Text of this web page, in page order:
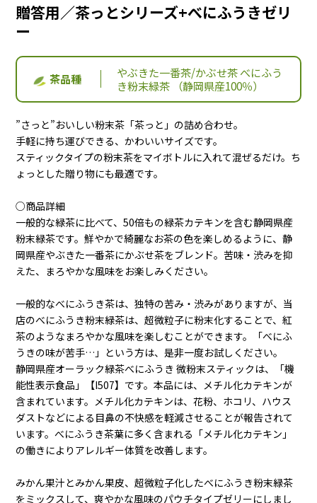
贈答用／茶っとシリーズ+べにふうきゼリ
ー
茶品種
やぶきた一番茶/かぶせ茶 べにふう
き粉末緑茶 （静岡県産100％）
”さっと”おいしい粉末茶「茶っと」の詰め合わせ。
手軽に持ち運びできる、かわいいサイズです。
スティックタイプの粉末茶をマイボトルに入れて混ぜるだけ。ち
ょっとした贈り物にも最適です。
○商品詳細
一般的な緑茶に比べて、50倍もの緑茶カテキンを含む静岡県産
粉末緑茶です。鮮やかで綺麗なお茶の色を楽しめるように、静
岡県産やぶきた一番茶にかぶせ茶をブレンド。苦味・渋みを抑
えた、まろやかな風味をお楽しみください。
一般的なべにふうき茶は、独特の苦み・渋みがありますが、当
店のべにふうき粉末緑茶は、超微粒子に粉末化することで、紅
茶のようなまろやかな風味を楽しむことができます。「べにふ
うきの味が苦手…」という方は、是非一度お試しください。
静岡県産オーラック緑茶べにふうき 微粉末スティックは、「機
能性表示食品」【I507】です。本品には、メチル化カテキンが
含まれています。メチル化カテキンは、花粉、ホコリ、ハウス
ダストなどによる目鼻の不快感を軽減させることが報告されて
います。べにふうき茶葉に多く含まれる「メチル化カテキン」
の働きによりアレルギー体質を改善します。
みかん果汁とみかん果皮、超微粒子化したべにふうき粉末緑茶
をミックスして、爽やかな風味のパウチタイプゼリーにしまし
お問合せ
TEL: 0120-039604
受付時間 9:00～16:30 （土曜・日曜・祝日定休）